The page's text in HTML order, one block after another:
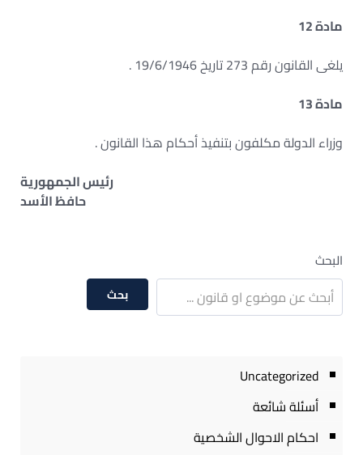
مادة 12
يلغى القانون رقم 273 تاريخ 19/6/1946 .
مادة 13
وزراء الدولة مكلفون بتنفيذ أحكام هذا القانون .
رئيس الجمهورية
حافظ الأسد
البحث
بحث
Uncategorized
أسئلة شائعة
احكام الاحوال الشخصية